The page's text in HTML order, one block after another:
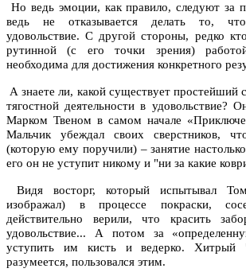
Но ведь эмоции, как правило, следуют за
ведь не отказывается делать то,
удовольствие. С другой стороны, редко
рутинной (с его точки зрения)
необходима для достижения конкретного
А знаете ли, какой существует простейший
тягостной деятельности в удовольствие?
Марком Твеном в самом начале
Мальчик убеждал своих сверстников,
(которую ему поручили) – занятие
его он не уступит никому и "ни за какие
Видя восторг, который испытывал
изображал) в процессе покраски,
действительно верили, что красить
удовольствие... А потом за
уступить им кисть и ведерко. Хитрый
разумеется, пользовался этим.